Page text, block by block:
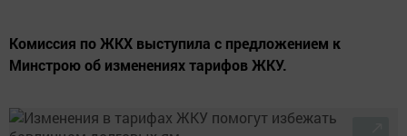
Комиссия по ЖКХ выступила с предложением к
Минстрою об изменениях тарифов ЖКУ.